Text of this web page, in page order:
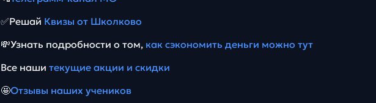
✅Решай Квизы от Школково
💸Узнать подробности о том, как сэкономить деньги можно тут
Все наши текущие акции и скидки
🤩Отзывы наших учеников